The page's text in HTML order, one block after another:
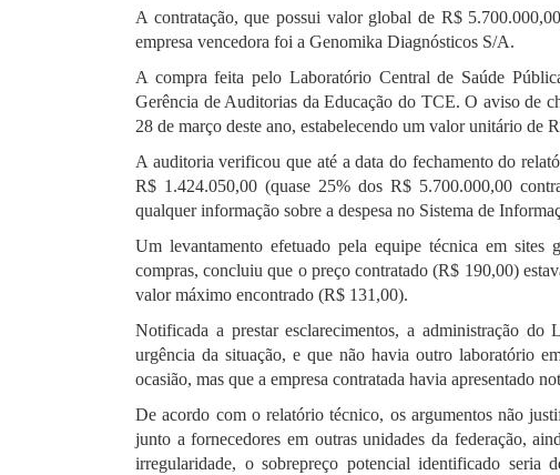
A contratação, que possui valor global de R$
empresa vencedora foi a Genomika Diagnósticos S/A.
A compra feita pelo Laboratório Central de Saúde
Gerência de Auditorias da Educação do TCE. O aviso de
28 de março deste ano, estabelecendo um valor unitário de
A auditoria verificou que até a data do fechamento do
R$ 1.424.050,00 (quase 25% dos R$ 5.700.000,00
qualquer informação sobre a despesa no Sistema de
Um levantamento efetuado pela equipe técnica em sites
compras, concluiu que o preço contratado (R$ 190,00)
valor máximo encontrado (R$ 131,00).
Notificada a prestar esclarecimentos, a administração
urgência da situação, e que não havia outro laboratório
ocasião, mas que a empresa contratada havia apresentado
De acordo com o relatório técnico, os argumentos não
junto a fornecedores em outras unidades da federação,
irregularidade, o sobrepreço potencial identificado seria